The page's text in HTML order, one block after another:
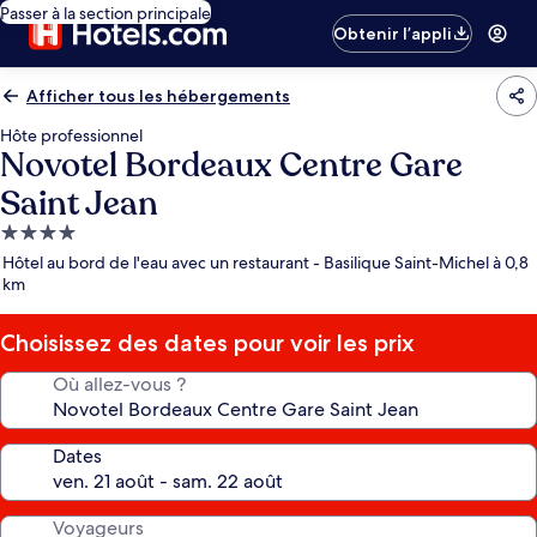
Passer à la section principale
Obtenir l’appli
Afficher tous les hébergements
Hôte professionnel
Novotel Bordeaux Centre Gare
Saint Jean
Hébergement
4.0 étoiles
Hôtel au bord de l'eau avec un restaurant - Basilique Saint-Michel à 0,8
km
Choisissez des dates pour voir les prix
Où allez-vous ?
Dates
Voyageurs